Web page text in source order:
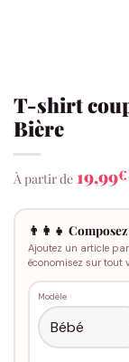
T-shirt
Bière
À partir de 19,99€
👨‍👩‍👧
Ajoutez un article
économisez sur tout
Modèle